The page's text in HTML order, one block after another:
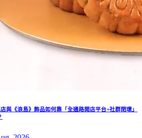
與《浪島》飾品如何靠「全通路開店平台+社群閉環」